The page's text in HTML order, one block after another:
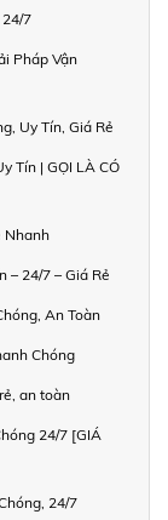
7
Pháp Vận
Uy Tín, Giá Rẻ
Tín | GỌI LÀ CÓ
Nhanh
– 24/7 – Giá Rẻ
An Toàn
Chóng
an toàn
24/7 [GIÁ
24/7